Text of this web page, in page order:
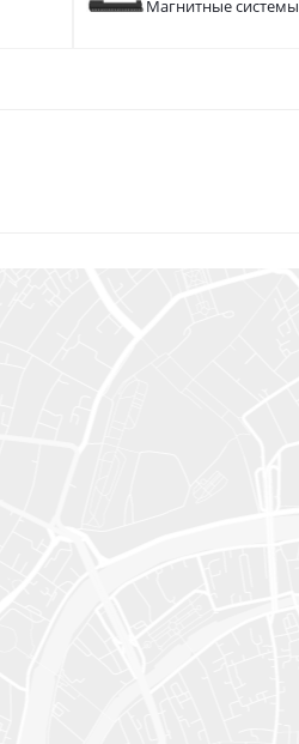
Магнитные системы